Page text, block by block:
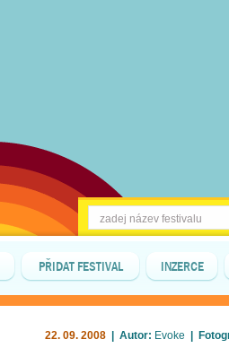
PŘIDAT FESTIVAL INZERCE
22. 09. 2008 | Autor: Evoke |